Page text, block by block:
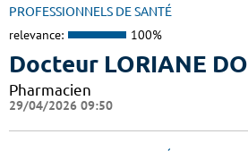
PROFESSIONNELS DE SANTÉ
relevance: 100%
Docteur LORIANE
Pharmacien
29/04/2026 09:50